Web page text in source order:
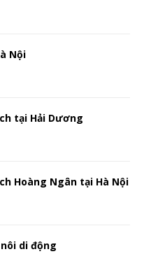
Nội
tại Hải Dương
Hoàng Ngân tại Hà Nội
di động